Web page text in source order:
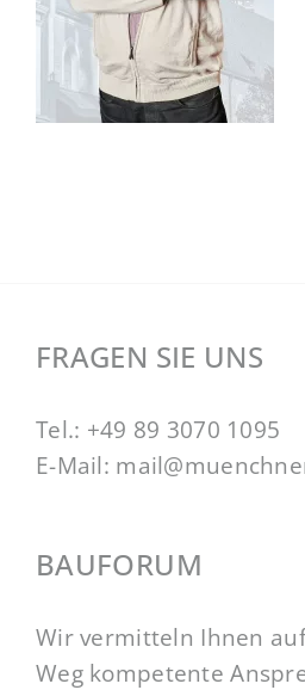
FRAGEN SIE UNS
Tel.: +49 89 3070 1095
E-Mail:
BAUFORUM
Wir vermitteln Ihnen
Weg kompetente